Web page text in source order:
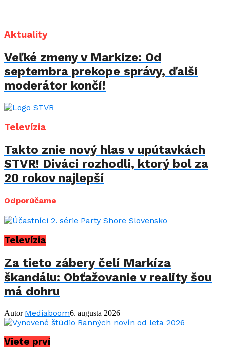
Aktuality
Veľké zmeny v Markíze: Od
septembra prekope správy, ďalší
moderátor končí!
Televízia
Takto znie nový hlas v upútavkách
STVR! Diváci rozhodli, ktorý bol za
20 rokov najlepší
Odporúčame
Televízia
Za tieto zábery čelí Markíza
škandálu: Obťažovanie v reality šou
má dohru
Autor Mediaboom6. augusta 2026
Viete prví